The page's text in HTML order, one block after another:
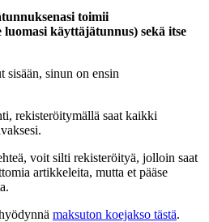
toimii
luomasi käyttäjätunnus) sekä itse
sisään, sinun on ensin
rekisteröitymällä saat kaikki
voit silti rekisteröityä, jolloin saat
artikkeleita, mutta et pääse
maksuton koejakso tästä.